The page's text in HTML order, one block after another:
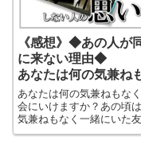
《感想》◆あの人が
に来ない理由◆
あなたは何の気兼ね
同窓会にいけますか
あなたは何の気兼ねもな
会にいけますか？あの頃
気兼ねもなく一緒にいた
卒業してから会えなくな